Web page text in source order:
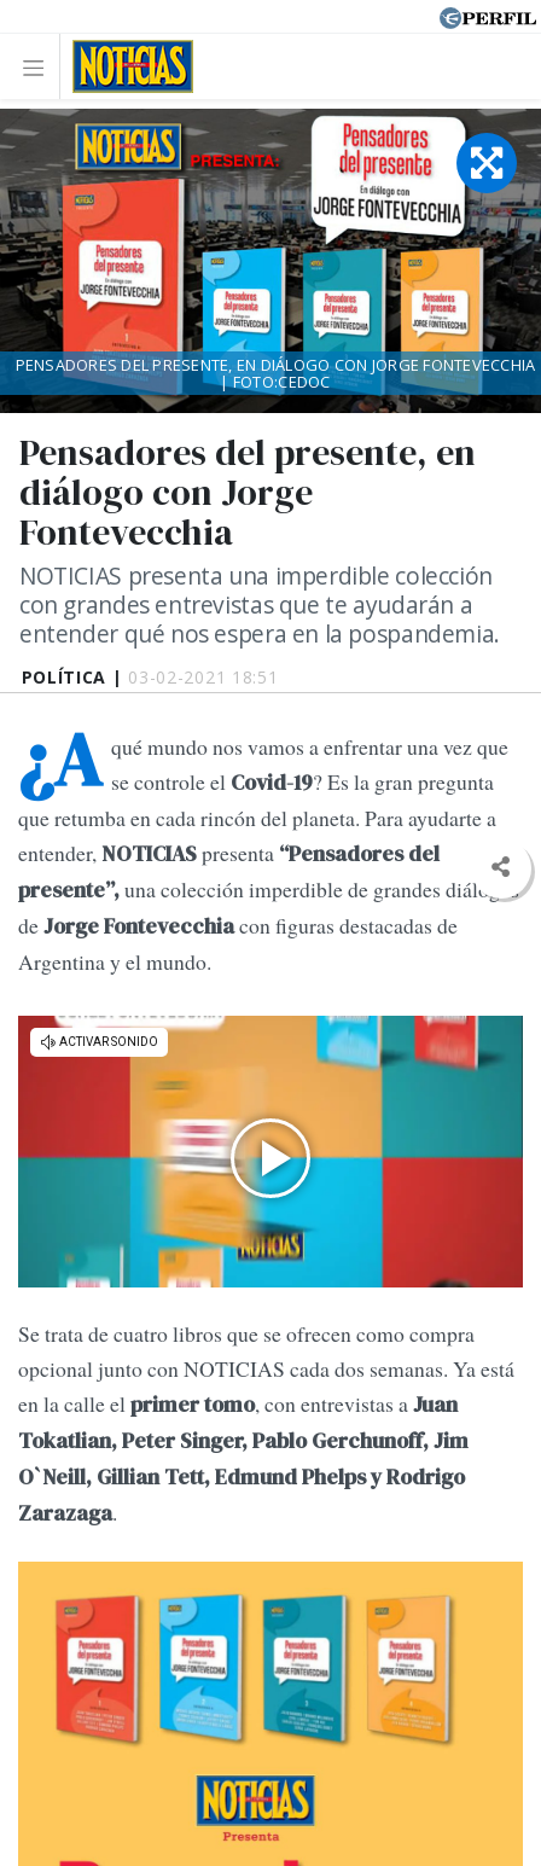
POLÍTICA | 03-02-2021 18:51
Pensadores del presente, en
diálogo con Jorge
Fontevecchia
NOTICIAS presenta una imperdible colección
con grandes entrevistas que te ayudarán a
entender qué nos espera en la pospandemia.
PENSADORES DEL PRESENTE, EN DIÁLOGO CON JORGE FONTEVECCHIA
| FOTO:CEDOC
¿A qué mundo nos vamos a enfrentar una vez que
se controle el Covid-19? Es la gran pregunta
que retumba en cada rincón del planeta. Para ayudarte a
entender,NOTICIASpresenta “Pensadores del
presente”,una colección imperdible de grandes diálogos
deJorge Fontevecchiacon figuras destacadas de
Argentina y el mundo.
Se trata de cuatro libros que se ofrecen como compra
opcional junto con NOTICIAS cada dos semanas. Ya está
en la calle elprimer tomo, con entrevistas aJuan
Tokatlian, Peter Singer, Pablo Gerchunoff, Jim
O`Neill, Gillian Tett, Edmund Phelps y Rodrigo
Zarazaga.